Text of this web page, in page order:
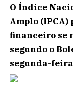
O Índice
Amplo
financeiro se
segundo o
segunda-